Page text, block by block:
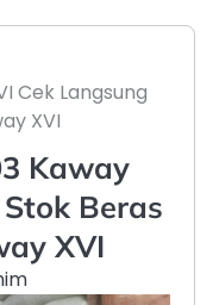
Cek Langsung
XVI
Kaway
Beras
XVI